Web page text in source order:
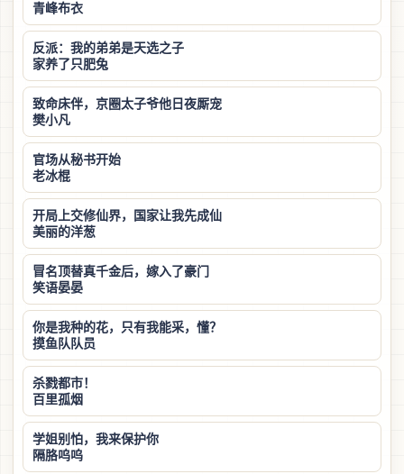
青峰布衣
反派：我的弟弟是天选之子
家养了只肥兔
致命床伴，京圈太子爷他日夜厮宠
樊小凡
官场从秘书开始
老冰棍
开局上交修仙界，国家让我先成仙
美丽的洋葱
冒名顶替真千金后，嫁入了豪门
笑语晏晏
你是我种的花，只有我能采，懂？
摸鱼队队员
杀戮都市！
百里孤烟
学姐别怕，我来保护你
隔胳呜呜